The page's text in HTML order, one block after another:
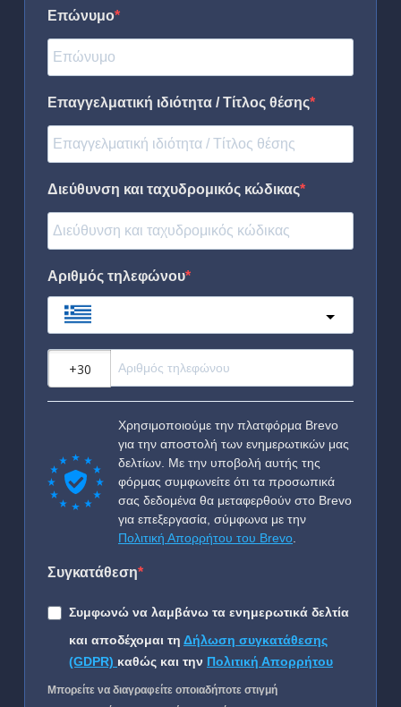
Επώνυμο
Επαγγελματική ιδιότητα / Τίτλος θέσης
Διεύθυνση και ταχυδρομικός κώδικας
Αριθμός τηλεφώνου
Χρησιμοποιούμε την πλατφόρμα Brevo
για την αποστολή των ενημερωτικών μας
δελτίων. Με την υποβολή αυτής της
φόρμας συμφωνείτε ότι τα προσωπικά
σας δεδομένα θα μεταφερθούν στο Brevo
για επεξεργασία, σύμφωνα με την
Πολιτική Απορρήτου του Brevo
Συγκατάθεση
Συμφωνώ να λαμβάνω τα ενημερωτικά δελτία
και αποδέχομαι τη Δήλωση συγκατάθεσης
(GDPR) καθώς και την Πολιτική Απορρήτου
Μπορείτε να διαγραφείτε οποιαδήποτε στιγμή